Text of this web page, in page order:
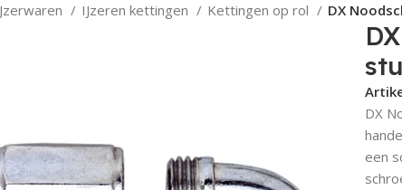
IJzeren kettingen Kettingen op rol DX
DX
een